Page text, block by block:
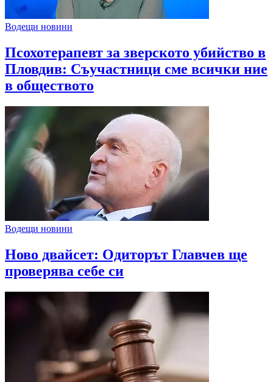
Водещи новини
Псохотерапевт за зверското убийство в
Пловдив: Съучастници сме всички ние
в обществото
Водещи новини
Ново двайсет: Одиторът Главчев ще
проверява себе си